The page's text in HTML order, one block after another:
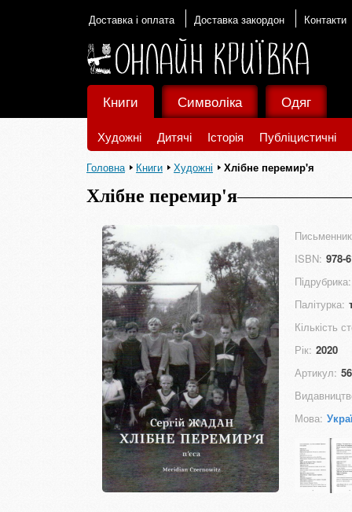
Доставка і оплата Доставка закордон Контакти
Книги
Художні Дитячі Історія Публіцистичні
Символіка Одяг
Головна Книги Художні Хлібне перемир'я
Хлібне перемир'я
ISBN: 978-
Підрубрика:
Палітурка:
Кількість
Рік: 2020
Артикул:
Мова: